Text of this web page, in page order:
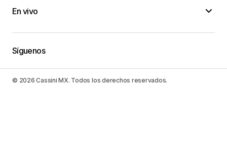
En vivo
Síguenos
© 2026 Cassini MX. Todos los derechos reservados.